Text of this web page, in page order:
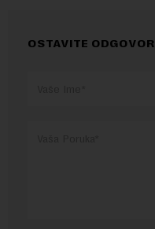
OSTAVITE ODGOVOR